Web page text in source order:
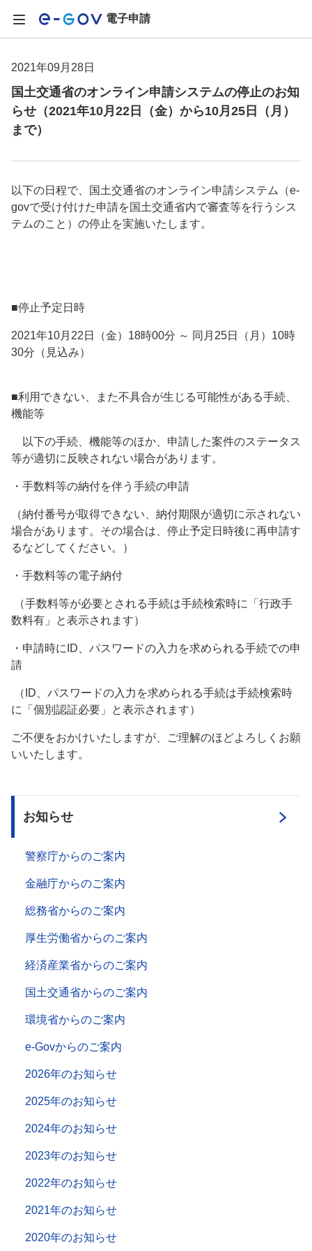
電子申請
2021年09月28日
国土交通省のオンライン申請システムの停止のお知
らせ（2021年10月22日（金）から10月25日（月）
まで）
以下の日程で、国土交通省のオンライン申請システム（e-
govで受け付けた申請を国土交通省内で審査等を行うシス
テムのこと）の停止を実施いたします。
■停止予定日時
2021年10月22日（金）18時00分 ～ 同月25日（月）10時
30分（見込み）
■利用できない、また不具合が生じる可能性がある手続、
機能等
以下の手続、機能等のほか、申請した案件のステータス
等が適切に反映されない場合があります。
・手数料等の納付を伴う手続の申請
（納付番号が取得できない、納付期限が適切に示されない
場合があります。その場合は、停止予定日時後に再申請す
るなどしてください。）
・手数料等の電子納付
（手数料等が必要とされる手続は手続検索時に「行政手
数料有」と表示されます）
・申請時にID、パスワードの入力を求められる手続での申
請
（ID、パスワードの入力を求められる手続は手続検索時
に「個別認証必要」と表示されます）
ご不便をおかけいたしますが、ご理解のほどよろしくお願
いいたします。
お知らせ
警察庁からのご案内
金融庁からのご案内
総務省からのご案内
厚生労働省からのご案内
経済産業省からのご案内
国土交通省からのご案内
環境省からのご案内
e-Govからのご案内
2026年のお知らせ
2025年のお知らせ
2024年のお知らせ
2023年のお知らせ
2022年のお知らせ
2021年のお知らせ
2020年のお知らせ